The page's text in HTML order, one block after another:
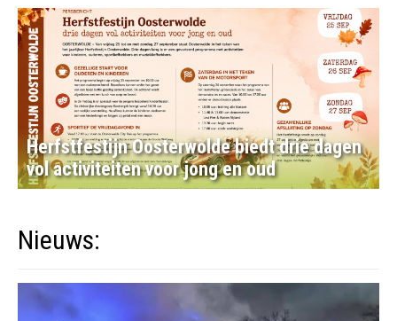
Herfstfestijn Oosterwolde biedt drie dagen
vol activiteiten voor jong en oud
Nieuws: